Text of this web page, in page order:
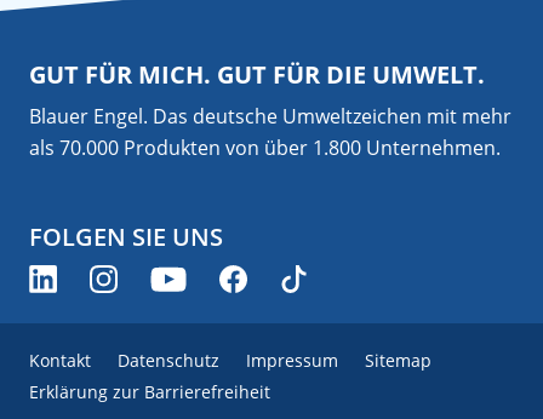
GUT FÜR MICH. GUT FÜR DIE UMWELT.
Blauer Engel. Das deutsche Umweltzeichen mit mehr
als 70.000 Produkten von über 1.800 Unternehmen.
FOLGEN SIE UNS
Kontakt Datenschutz Impressum
Sitemap
Erklärung zur Barrierefreiheit